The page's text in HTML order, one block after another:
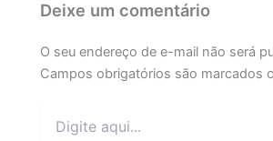
Deixe um comentário
O seu endereço de e-mail não será
Campos obrigatórios são marcados
aqui...